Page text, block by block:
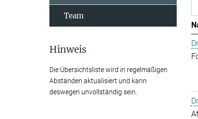
Team
Hinweis
Die Übersichtsliste wird in regelmäßigen
Abständen aktualisiert und kann
deswegen unvollständig sein.